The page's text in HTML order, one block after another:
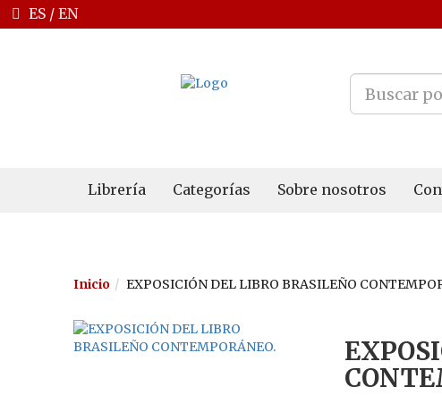
ES / EN
Librería Categorías Sobre nosotros
Inicio EXPOSICIÓN DEL LIBRO BRASILEÑO